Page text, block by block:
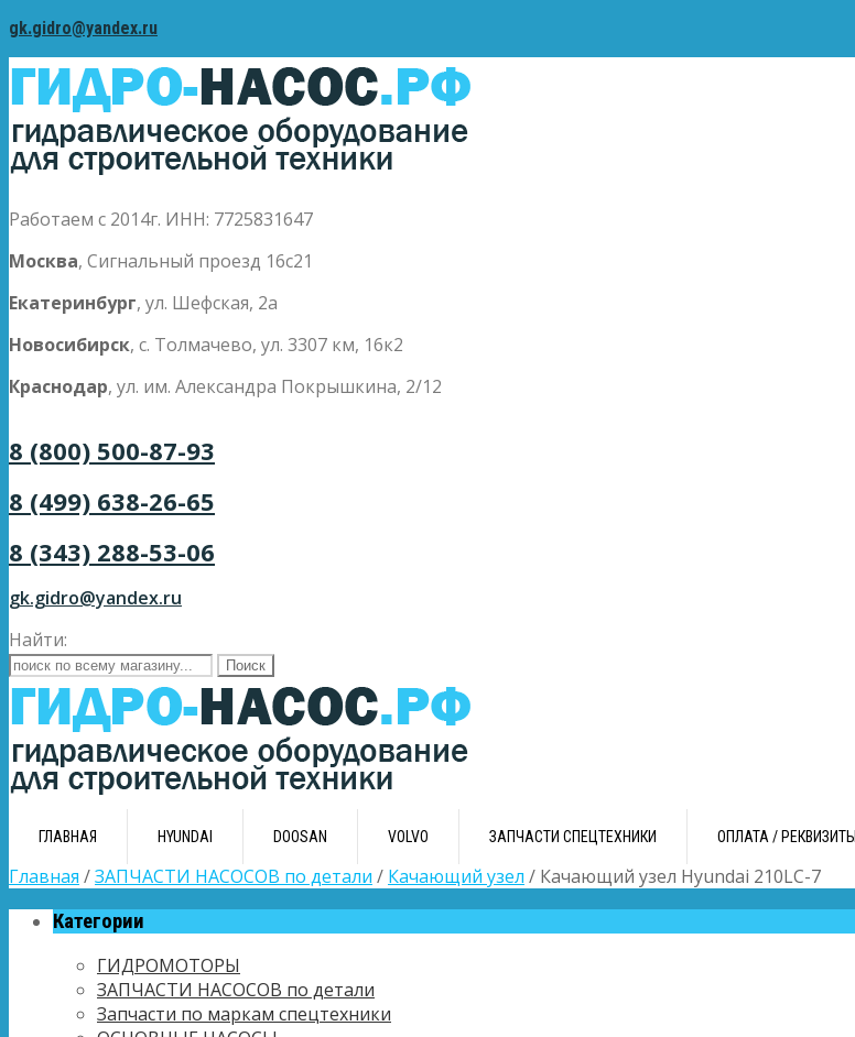
gk.gidro@yandex.ru
Работаем с 2014г. ИНН: 7725831647
Москва, Сигнальный проезд 16с21
Екатеринбург, ул. Шефская, 2а
Новосибирск, с. Толмачево, ул. 3307 км, 16к2
Краснодар, ул. им. Александра Покрышкина, 2/12
8 (800) 500-87-93
8 (499) 638-26-65
8 (343) 288-53-06
gk.gidro@yandex.ru
Найти:
ГЛАВНАЯ HYUNDAI DOOSAN VOLVO ЗАПЧАСТИ СПЕЦТЕХНИКИ ОПЛАТА / РЕКВИЗИТЫ
Главная /ЗАПЧАСТИ НАСОСОВ по детали / Качающий узел / Качающий узел Hyundai 210LC-7
Категории
ГИДРОМОТОРЫ
ЗАПЧАСТИ НАСОСОВ по детали
Запчасти по маркам спецтехники